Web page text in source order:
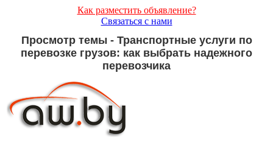
Как разместить объявление?
Связаться с нами
Просмотр темы - Транспортные услуги по
перевозке грузов: как выбрать надежного
перевозчика